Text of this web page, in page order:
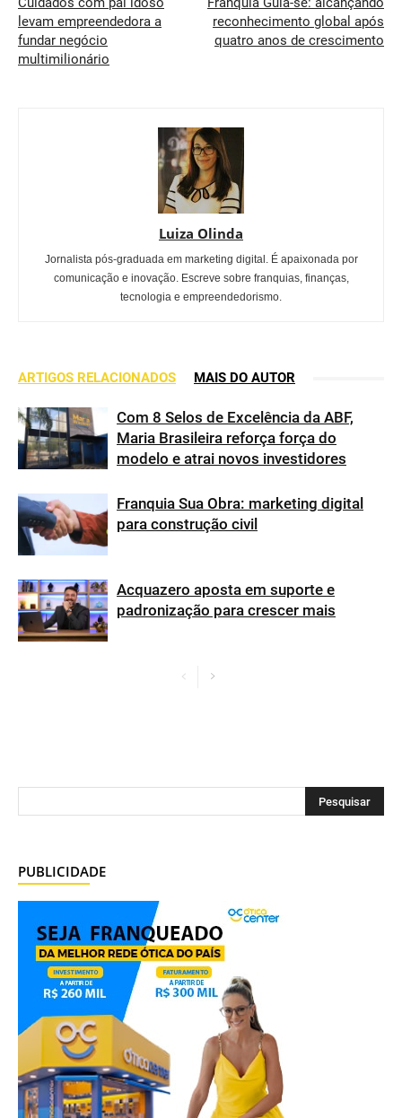
levam empreendedora a
fundar negócio
multimilionário
reconhecimento global após
quatro anos de crescimento
Luiza Olinda
Jornalista pós-graduada em marketing digital. É apaixonada por
comunicação e inovação. Escreve sobre franquias, finanças,
tecnologia e empreendedorismo.
ARTIGOS RELACIONADOS MAIS DO AUTOR
Com 8 Selos de Excelência da ABF,
Maria Brasileira reforça força do
modelo e atrai novos investidores
Franquia Sua Obra: marketing digital
para construção civil
Acquazero aposta em suporte e
padronização para crescer mais
PUBLICIDADE